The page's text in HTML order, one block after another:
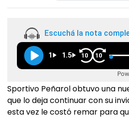
Escuchá la nota
1 1.5 10 10
Sportivo Peñarol obtuvo una
que lo deja continuar con su
esta vez le costó remar para